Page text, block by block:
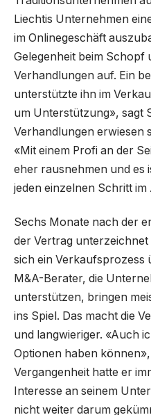
Liechtis Unternehmen
im Onlinegeschäft
Gelegenheit beim Schopf
Verhandlungen auf. Ein
unterstützte ihn im
um Unterstützung», sagt
Verhandlungen erwiesen
«Mit einem Profi an der
eher rausnehmen und es
jeden einzelnen Schritt
Sechs Monate nach der
der Vertrag unterzeichnet
sich ein Verkaufsprozess
M&A-Berater, die
unterstützen, bringen
ins Spiel. Das macht die
und langwieriger. «Auch
Optionen haben
Vergangenheit hatte er
Interesse an seinem
nicht weiter darum